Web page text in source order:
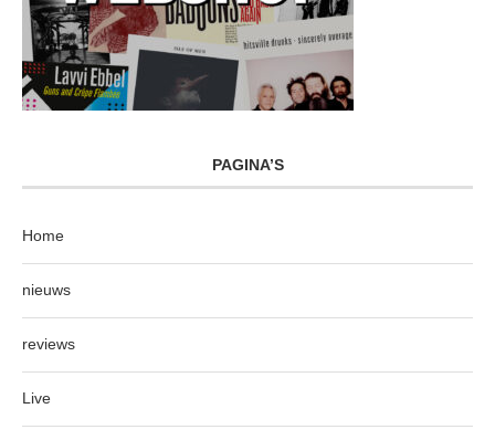
PAGINA’S
Home
nieuws
reviews
Live